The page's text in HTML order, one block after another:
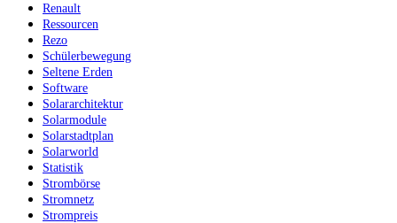
Renault
Ressourcen
Rezo
Schülerbewegung
Seltene Erden
Software
Solararchitektur
Solarmodule
Solarstadtplan
Solarworld
Statistik
Strombörse
Stromnetz
Strompreis